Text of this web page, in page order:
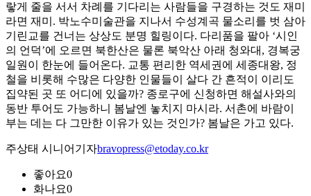
랗게 줄을 서서 차례를 기다리는 사람들을 구경하는 것도 재미
라면 재미. 박노수미술관을 지나서 수성계곡 물소리를 벗 삼아
기린교를 건너는 상상도 분명 힐링이다. 다리품을 팔아 ‘시인
의 언덕’에 오르면 북한산은 물론 북악산 아래 청와대, 경복궁
일원이 한눈에 들어온다. 교통 편리한 역세권에 세종대왕, 정
철을 비롯해 수많은 다양한 인물들이 살다 간 흔적이 이리도
집약된 곳 또 어디에 있을까? 종로구에 신청하면 해설사와의
동반 투어도 가능하니 봄날엔 놓치지 마시라. 서촌에 바람이
부는 데는 다 그만한 이유가 있는 것인가? 봄날은 가고 있다.
주상태 시니어기자bravopress@etoday.co.kr
좋아요0
화나요0